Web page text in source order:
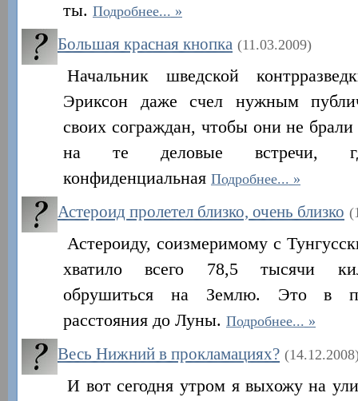
ты. Подробнее...
Большая красная кнопка (11.03.2009)
Начальник шведской
Эриксон даже счел нужным
своих сограждан, чтобы они не
на те деловые встречи,
конфиденциальная Подробнее...
Астероид пролетел близко, очень близко
Астероиду, соизмеримому с
хватило всего 78,5 тысячи
обрушиться на Землю. Это в
расстояния до Луны. Подробнее...
Весь Нижний в прокламациях?
И вот сегодня утром я выхожу на